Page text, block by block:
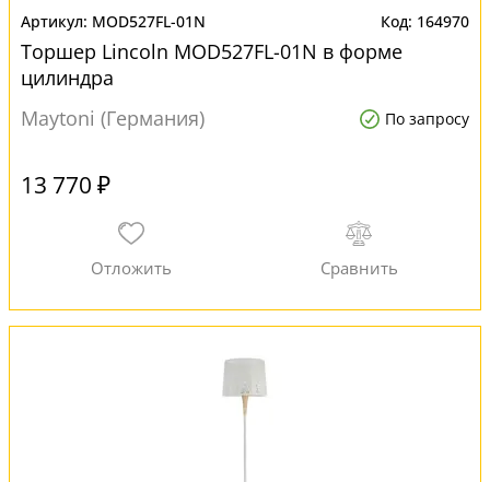
MOD527FL-01N 164970
Торшер Lincoln MOD527FL-01N в форме
цилиндра
Maytoni (Германия)
По запросу
13 770 ₽